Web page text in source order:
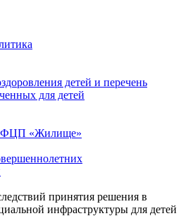
детей и перечень
для детей
ФЦП «Жилище»
принятия решения в
инфраструктуры для детей